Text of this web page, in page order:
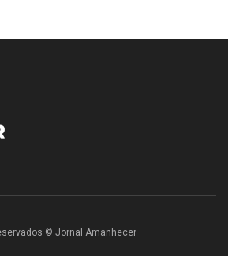
© Jornal Amanhecer